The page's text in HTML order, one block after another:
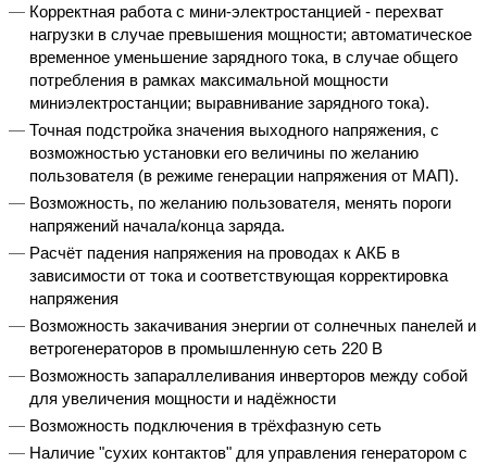
Корректная работа с мини-электростанцией - перехват
нагрузки в случае превышения мощности; автоматическое
временное уменьшение зарядного тока, в случае общего
потребления в рамках максимальной мощности
миниэлектростанции; выравнивание зарядного тока).
Точная подстройка значения выходного напряжения, с
возможностью установки его величины по желанию
пользователя (в режиме генерации напряжения от МАП).
Возможность, по желанию пользователя, менять пороги
напряжений начала/конца заряда.
Расчёт падения напряжения на проводах к АКБ в
зависимости от тока и соответствующая корректировка
напряжения
Возможность закачивания энергии от солнечных панелей и
ветрогенераторов в промышленную сеть 220 В
Возможность запараллеливания инверторов между собой
для увеличения мощности и надёжности
Возможность подключения в трёхфазную сеть
Наличие "сухих контактов" для управления генератором с